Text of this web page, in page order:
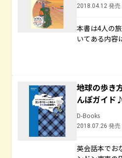
2018.04.12 発売
本書は4人の
いてある内容
地球の歩き
んぽガイド♪
D-Books
2018.07.26 発売
英会話本でお